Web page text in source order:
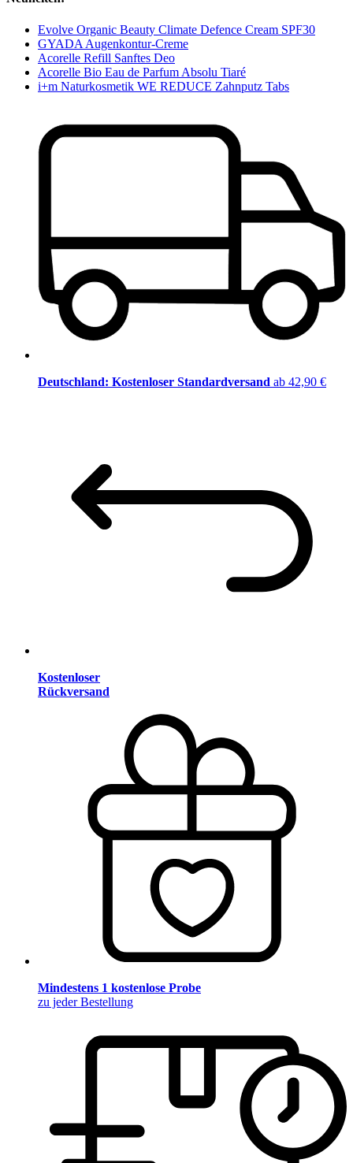
Evolve Organic Beauty Climate Defence Cream SPF30
GYADA Augenkontur-Creme
Acorelle Refill Sanftes Deo
Acorelle Bio Eau de Parfum Absolu Tiaré
i+m Naturkosmetik WE REDUCE Zahnputz Tabs
Deutschland: Kostenloser Standardversand ab 42,90 €
Kostenloser
Rückversand
Mindestens 1 kostenlose Probe
zu jeder Bestellung